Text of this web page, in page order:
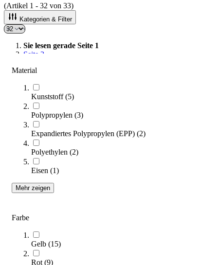
Material
Kunststoff(5)
Polypropylen (3)
Expandiertes Polypropylen (EPP) (2)
Polyethylen (2)
Eisen (1)
Mehr zeigen
Farbe
Gelb (15)
Rot (9)
(Artikel 1 - 32 von 33)
Kategorien & Filter
Sie lesen gerade Seite 1
Seite 2
Sortieren nach
Sofort lieferbar